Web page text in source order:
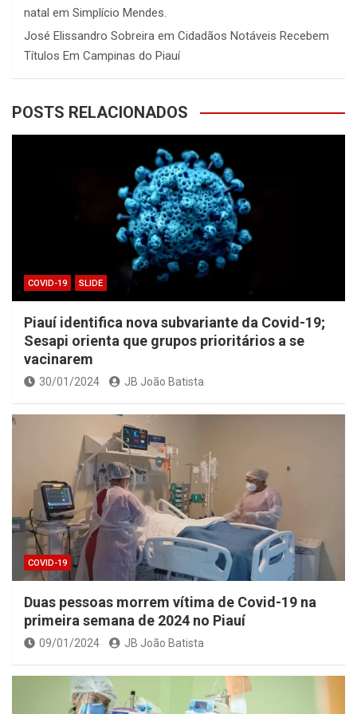
natal em Simplício Mendes.
José Elissandro Sobreira em Cidadãos Notáveis Recebem
Títulos Em Campinas do Piauí
POSTS RELACIONADOS
COVID-19 SLIDE
Piauí identifica nova subvariante da Covid-19;
Sesapi orienta que grupos prioritários a se
vacinarem
30/01/2024 JB João Batista
COVID-19
Duas pessoas morrem vítima de Covid-19 na
primeira semana de 2024 no Piauí
09/01/2024 JB João Batista